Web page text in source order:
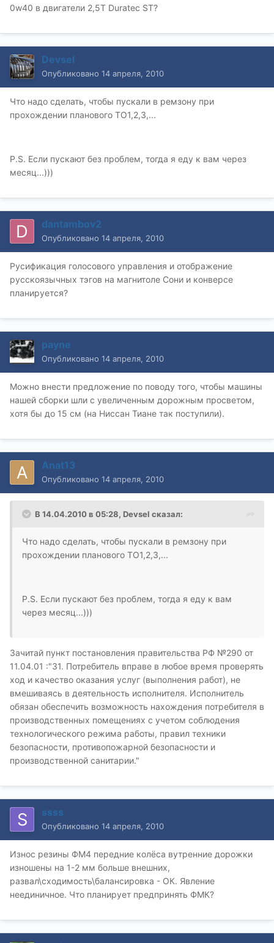
0w40 в двигатели 2,5Т Duratec ST?
Devsel
Опубликовано 14 апреля, 2010
Что надо сделать, чтобы пускали в ремзону при
прохождении планового ТО1,2,3,...
P.S. Если пускают без проблем, тогда я еду к вам через
месяц...)))
dantambov2
Опубликовано 14 апреля, 2010
Русификация голосового управления и отображение
русскоязычных тэгов на магнитоле Сони и конверсе
планируется?
payne
Опубликовано 14 апреля, 2010
Можно внести предложение по поводу того, чтобы машины
нашей сборки шли с увеличенным дорожным просветом,
хотя бы до 15 см (на Ниссан Тиане так поступили).
Anat13
Опубликовано 14 апреля, 2010
В 14.04.2010 в 05:28, Devsel сказал:
Что надо сделать, чтобы пускали в ремзону при
прохождении планового ТО1,2,3,...
P.S. Если пускают без проблем, тогда я еду к вам
через месяц...)))
Зачитай пункт постановления правительства РФ №290 от
11.04.01 :"31. Потребитель вправе в любое время проверять
ход и качество оказания услуг (выполнения работ), не
вмешиваясь в деятельность исполнителя. Исполнитель
обязан обеспечить возможность нахождения потребителя в
производственных помещениях с учетом соблюдения
технологического режима работы, правил техники
безопасности, противопожарной безопасности и
производственной санитарии."
ssss
Опубликовано 14 апреля, 2010
Износ резины ФМ4 передние колёса вутренние дорожки
изношены на 1-2 мм больше внешних,
развал\сходимость\балансировка - ОК. Явление
неединичное. Что планирует предпринять ФМК?